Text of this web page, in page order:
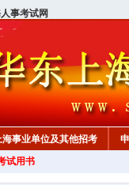
事考试网
海事业单位及其他招考
试用书